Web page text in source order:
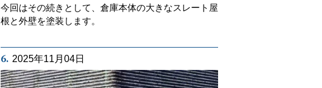
今回はその続きとして、倉庫本体の大きなスレート屋
根と外壁を塗装します。
6. 2025年11月04日